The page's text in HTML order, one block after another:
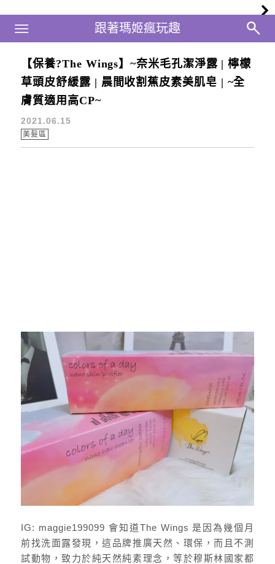
跟著瑪姬瘋玩趣
跟著瑪姬瘋玩趣
Main Menu
檸檬草頭皮舒緩露
【保養?The Wings】~奈米毛孔潔淨露 | 檸檬
草頭皮舒緩露 | 晨間收割蕉皮素美肌皂 | ~全
膚質適用高CP~
2021.06.15
美髮區
IG: maggie199099 會知道The Wings 是因為幾個月
前找洗面露發現，這品牌推廣天然、環保，而且不測
試動物，致力於純天然純素理念，等於穆斯林國家都